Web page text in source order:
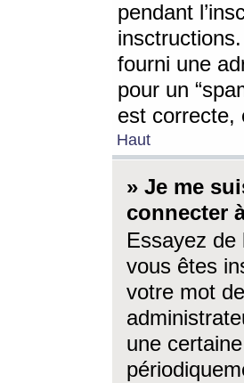
pendant
fourni une
pour un
est correcte,
Haut
» Je me
connecter
Essayez de
vous êtes
votre mot
une